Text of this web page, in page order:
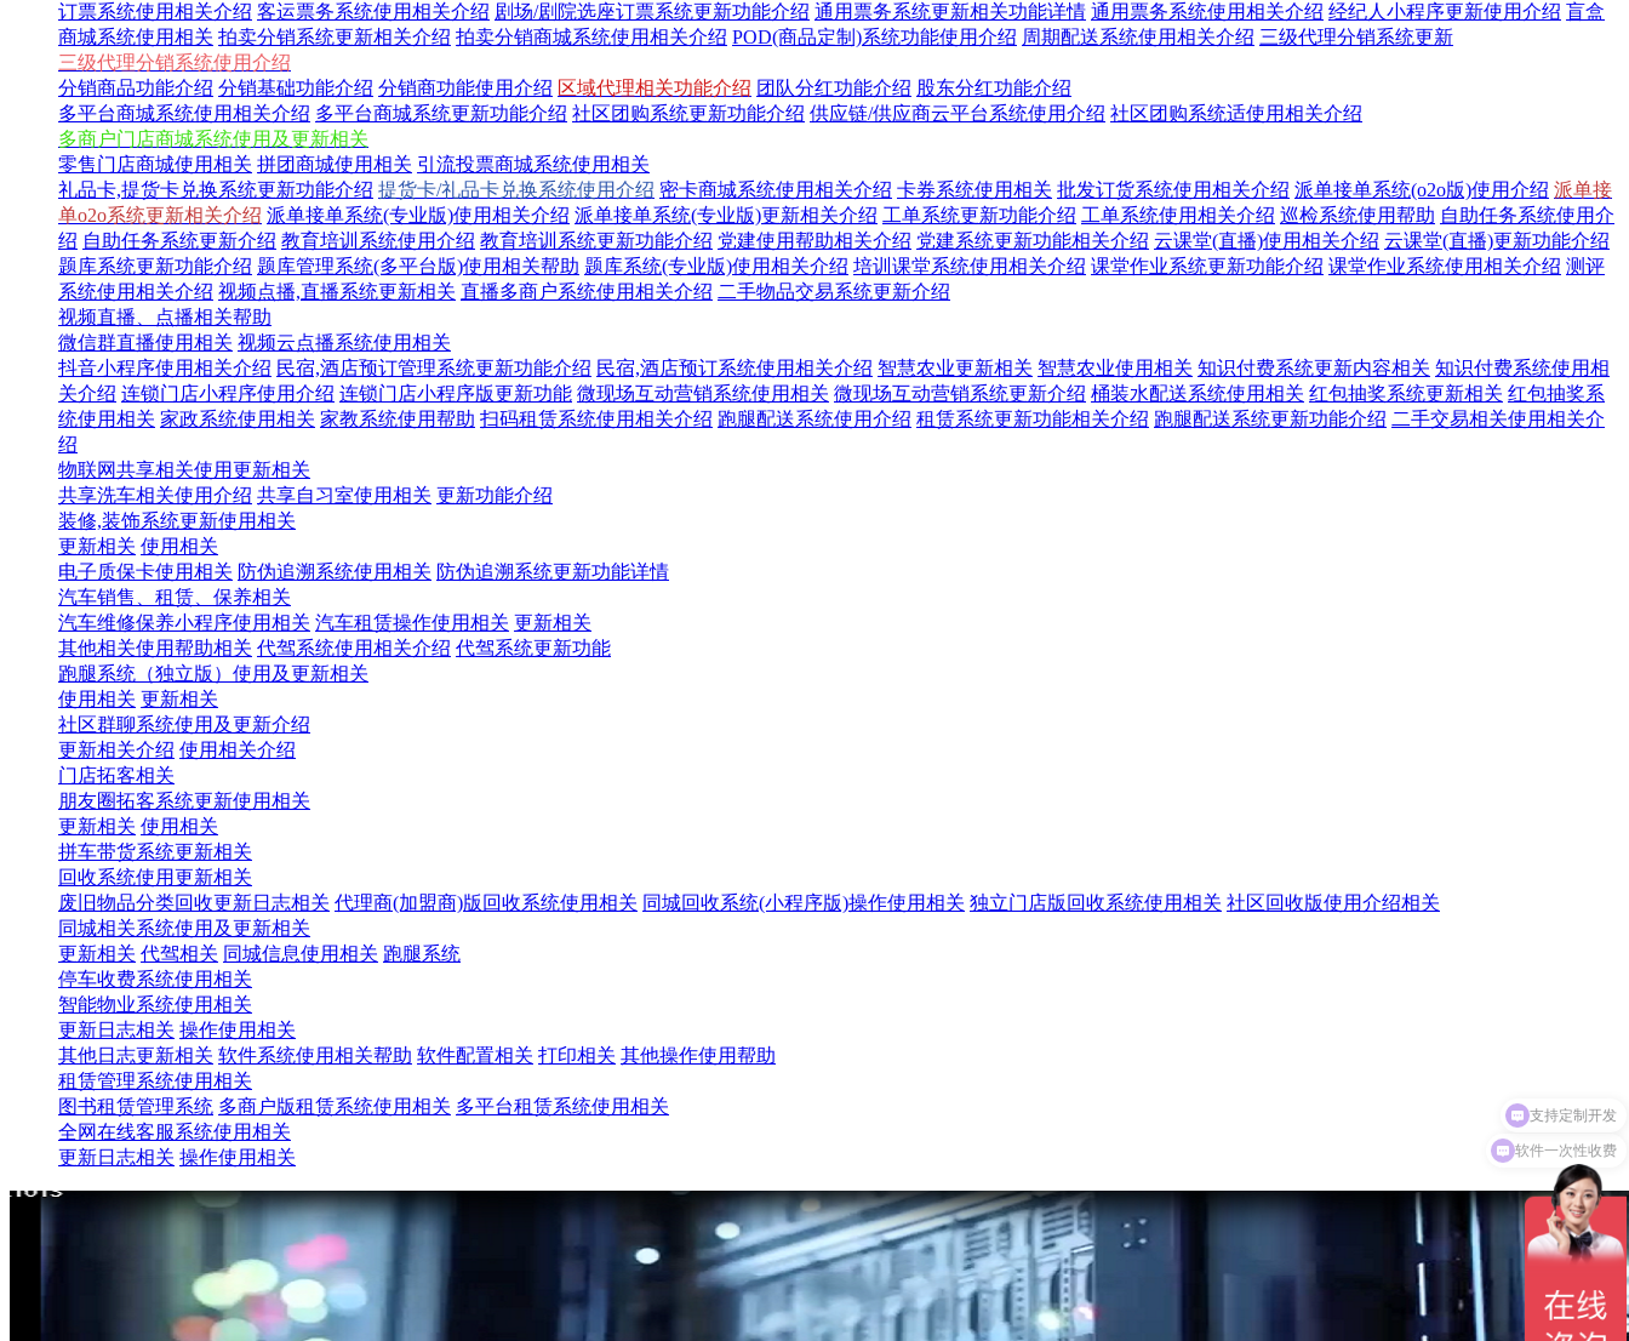
订票系统使用相关介绍 客运票务系统使用相关介绍 剧场/剧院选座订票系统更新功能介绍 通用票务系统更新相关功能详情 通用票务系统使用相关介绍 经纪人小程序更新使用介绍 盲盒
商城系统使用相关 拍卖分销系统更新相关介绍 拍卖分销商城系统使用相关介绍 POD(商品定制)系统功能使用介绍 周期配送系统使用相关介绍 三级代理分销系统更新
三级代理分销系统使用介绍
分销商品功能介绍 分销基础功能介绍 分销商功能使用介绍 区域代理相关功能介绍 团队分红功能介绍 股东分红功能介绍
多平台商城系统使用相关介绍 多平台商城系统更新功能介绍 社区团购系统更新功能介绍 供应链/供应商云平台系统使用介绍 社区团购系统适使用相关介绍
多商户门店商城系统使用及更新相关
零售门店商城使用相关 拼团商城使用相关 引流投票商城系统使用相关
礼品卡,提货卡兑换系统更新功能介绍 提货卡/礼品卡兑换系统使用介绍 密卡商城系统使用相关介绍 卡券系统使用相关 批发订货系统使用相关介绍 派单接单系统(o2o版)使用介绍 派单接
单o2o系统更新相关介绍 派单接单系统(专业版)使用相关介绍 派单接单系统(专业版)更新相关介绍 工单系统更新功能介绍 工单系统使用相关介绍 巡检系统使用帮助 自助任务系统使用介
绍 自助任务系统更新介绍 教育培训系统使用介绍 教育培训系统更新功能介绍 党建使用帮助相关介绍 党建系统更新功能相关介绍 云课堂(直播)使用相关介绍 云课堂(直播)更新功能介绍
题库系统更新功能介绍 题库管理系统(多平台版)使用相关帮助 题库系统(专业版)使用相关介绍 培训课堂系统使用相关介绍 课堂作业系统更新功能介绍 课堂作业系统使用相关介绍 测评
系统使用相关介绍 视频点播,直播系统更新相关 直播多商户系统使用相关介绍 二手物品交易系统更新介绍
视频直播、点播相关帮助
微信群直播使用相关 视频云点播系统使用相关
抖音小程序使用相关介绍 民宿,酒店预订管理系统更新功能介绍 民宿,酒店预订系统使用相关介绍 智慧农业更新相关 智慧农业使用相关 知识付费系统更新内容相关 知识付费系统使用相
关介绍 连锁门店小程序使用介绍 连锁门店小程序版更新功能 微现场互动营销系统使用相关 微现场互动营销系统更新介绍 桶装水配送系统使用相关 红包抽奖系统更新相关 红包抽奖系
统使用相关 家政系统使用相关 家教系统使用帮助 扫码租赁系统使用相关介绍 跑腿配送系统使用介绍 租赁系统更新功能相关介绍 跑腿配送系统更新功能介绍 二手交易相关使用相关介
绍
物联网共享相关使用更新相关
共享洗车相关使用介绍 共享自习室使用相关 更新功能介绍
装修,装饰系统更新使用相关
更新相关 使用相关
电子质保卡使用相关 防伪追溯系统使用相关 防伪追溯系统更新功能详情
汽车销售、租赁、保养相关
汽车维修保养小程序使用相关 汽车租赁操作使用相关 更新相关
其他相关使用帮助相关 代驾系统使用相关介绍 代驾系统更新功能
跑腿系统（独立版）使用及更新相关
使用相关 更新相关
社区群聊系统使用及更新介绍
更新相关介绍 使用相关介绍
门店拓客相关
朋友圈拓客系统更新使用相关
更新相关 使用相关
拼车带货系统更新相关
回收系统使用更新相关
废旧物品分类回收更新日志相关 代理商(加盟商)版回收系统使用相关 同城回收系统(小程序版)操作使用相关 独立门店版回收系统使用相关 社区回收版使用介绍相关
同城相关系统使用及更新相关
更新相关 代驾相关 同城信息使用相关 跑腿系统
停车收费系统使用相关
智能物业系统使用相关
更新日志相关 操作使用相关
其他日志更新相关 软件系统使用相关帮助 软件配置相关 打印相关 其他操作使用帮助
租赁管理系统使用相关
图书租赁管理系统 多商户版租赁系统使用相关 多平台租赁系统使用相关
全网在线客服系统使用相关
更新日志相关 操作使用相关